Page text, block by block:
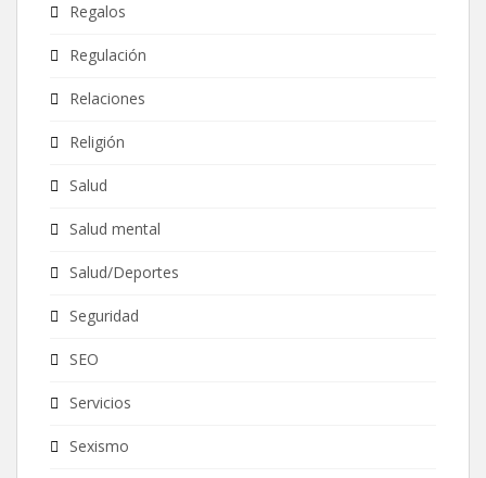
Regalos
Regulación
Relaciones
Religión
Salud
Salud mental
Salud/Deportes
Seguridad
SEO
Servicios
Sexismo